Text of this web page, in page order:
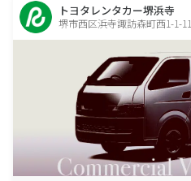
トヨタレンタカー堺浜寺
堺市西区浜寺諏訪森町西1-1-11